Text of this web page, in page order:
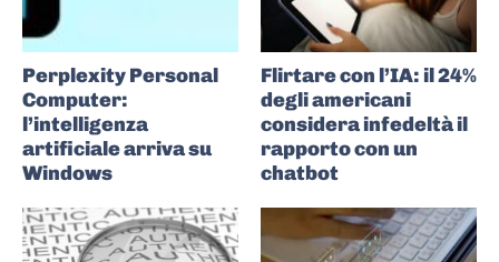
Perplexity Personal
Computer:
l’intelligenza
artificiale arriva su
Windows
Flirtare con l’IA: il 24%
degli americani
considera infedeltà il
rapporto con un
chatbot